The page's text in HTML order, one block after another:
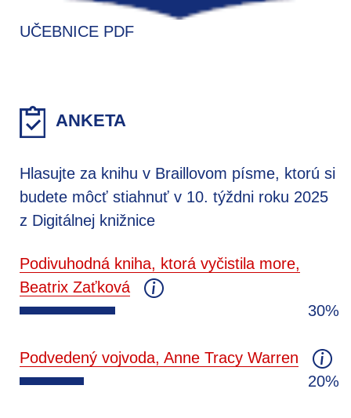
UČEBNICE PDF
ANKETA
Hlasujte za knihu v Braillovom písme, ktorú si
budete môcť stiahnuť v 10. týždni roku 2025
z Digitálnej knižnice
Podivuhodná kniha, ktorá vyčistila more,
Beatrix Zaťková
30%
Podvedený vojvoda, Anne Tracy Warren
20%